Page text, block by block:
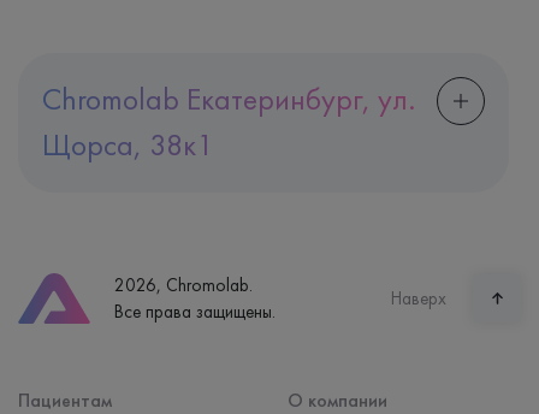
Chromolab Екатеринбург, ул.
Щорса, 38к1
Часы работы
пн-вс: 7:30-15:00
2026, Chromolab.
Все права защищены.
Наверх
Пациентам
О компании